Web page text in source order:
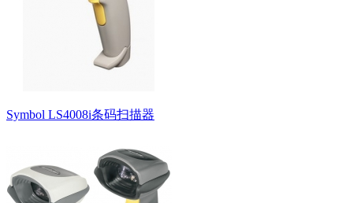
Symbol LS4008i条码扫描器